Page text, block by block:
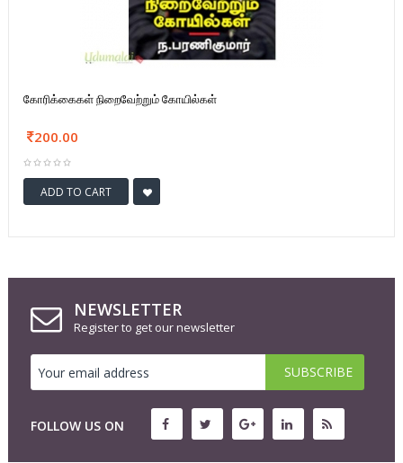
கோரிக்கைகள் நிறைவேற்றும் கோயில்கள்
200.00
ADD TO CART
NEWSLETTER
Register to get our newsletter
FOLLOW US ON